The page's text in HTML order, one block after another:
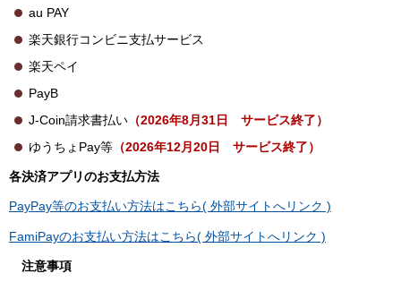
au PAY
楽天銀行コンビニ支払サービス
楽天ペイ
PayB
J-Coin請求書払い （2026年8月31日 サービス終了）
ゆうちょPay等 （2026年12月20日 サービス終了）
各決済アプリのお支払方法
PayPay等のお支払い方法はこちら( 外部サイトへリンク )
FamiPayのお支払い方法はこちら( 外部サイトへリンク )
注意事項